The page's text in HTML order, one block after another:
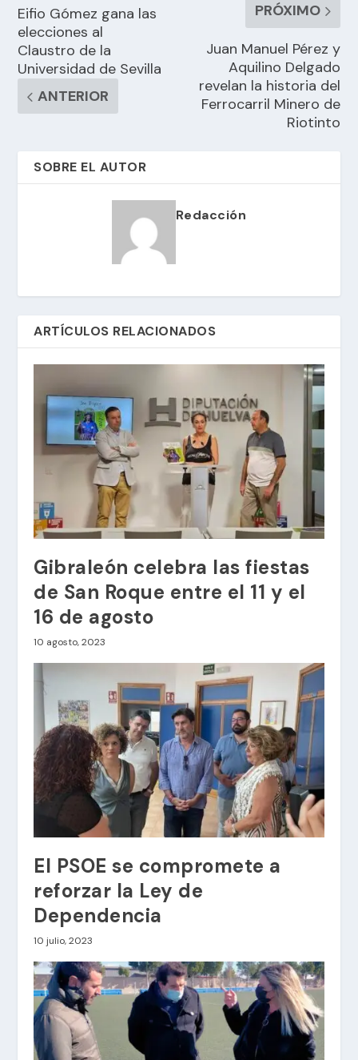
Eifio Gómez gana las
elecciones al
Claustro de la
Universidad de Sevilla
ANTERIOR
PRÓXIMO
Juan Manuel Pérez y
Aquilino Delgado
revelan la historia del
Ferrocarril Minero de
Riotinto
SOBRE EL AUTOR
Redacción
ARTÍCULOS RELACIONADOS
Gibraleón celebra las fiestas
de San Roque entre el 11 y el
16 de agosto
10 agosto, 2023
El PSOE se compromete a
reforzar la Ley de
Dependencia
10 julio, 2023